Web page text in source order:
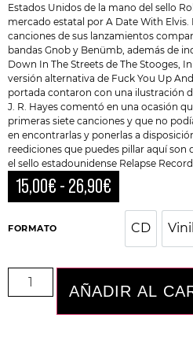
Estados Unidos de la mano del sello
mercado estatal por A Date With
canciones de sus lanzamientos
bandas Gnob y Benümb, además de
Down In The Streets de The Stooges,
versión alternativa de Fuck You Up
portada contaron con una ilustración
J. R. Hayes comentó en una ocasión
primeras siete canciones y que no
en encontrarlas y ponerlas a
reediciones que puedes pillar aquí son
el sello estadounidense Relapse
15,00€ - 26,90€
FORMATO CD
AÑADIR AL